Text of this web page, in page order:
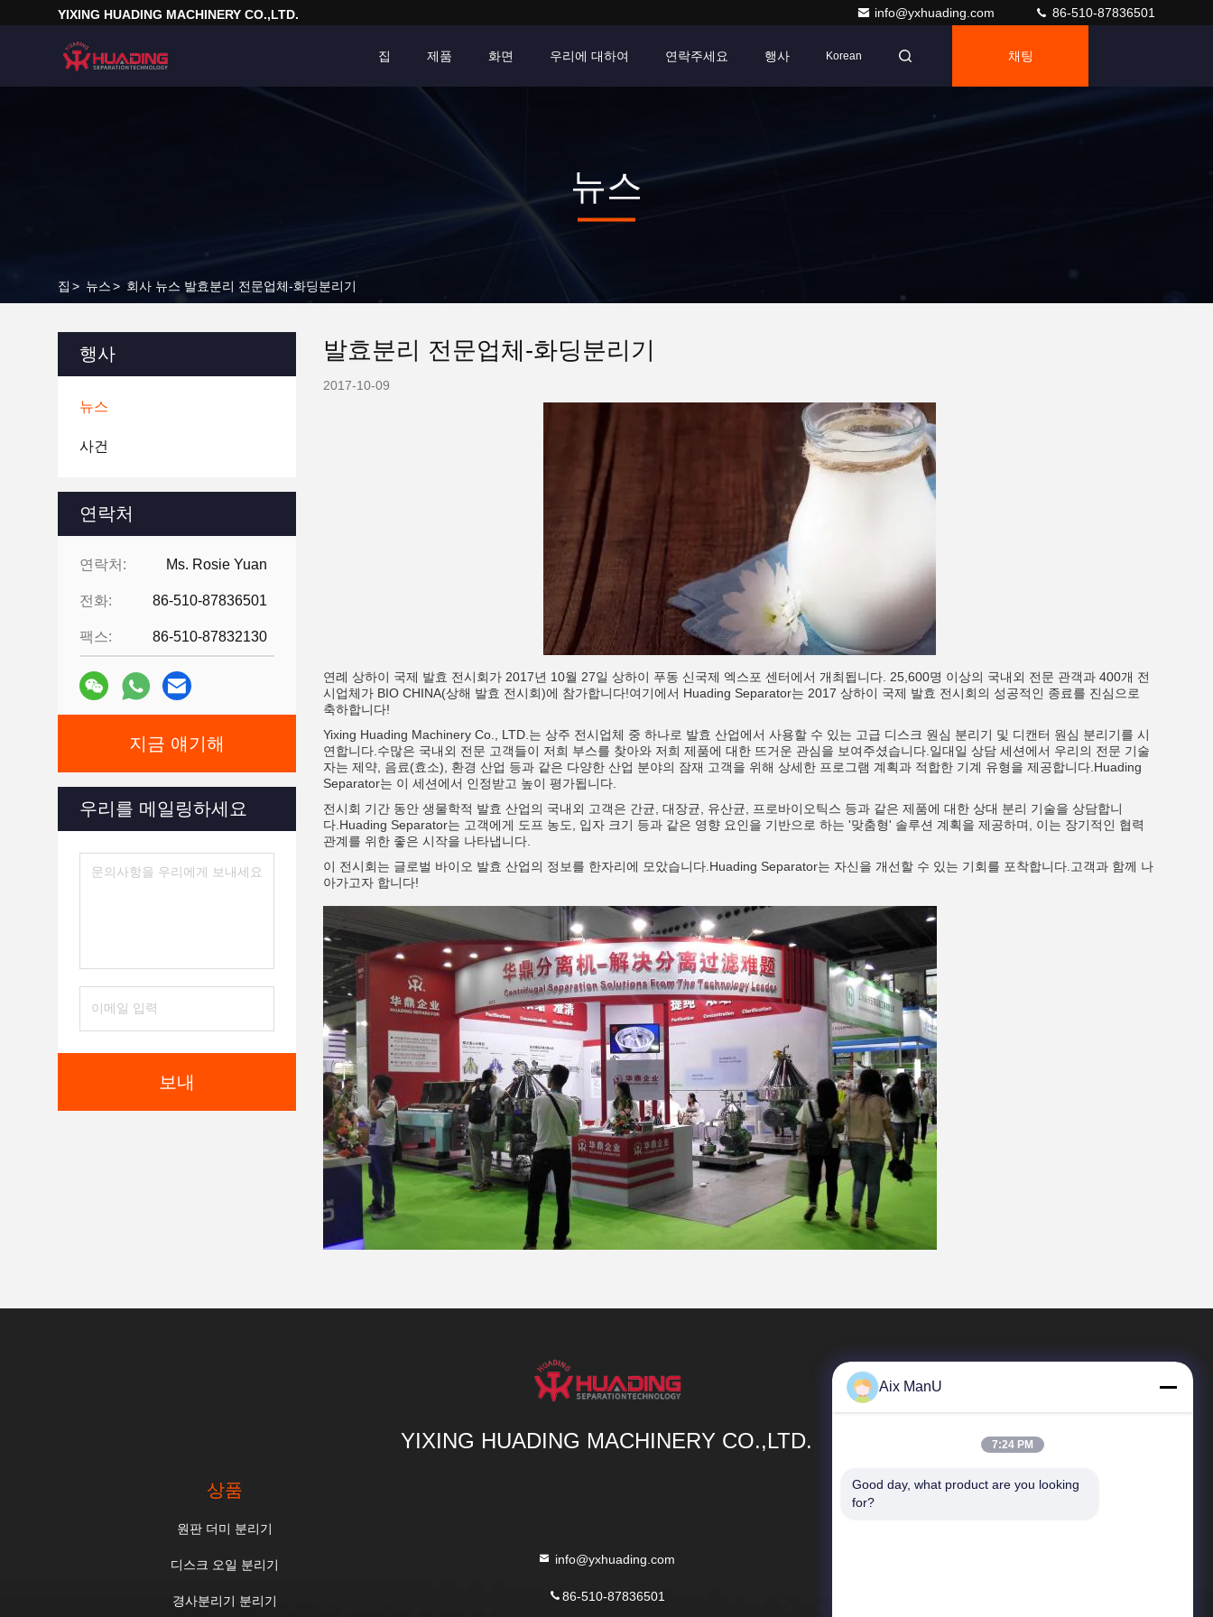
YIXING HUADING MACHINERY CO.,LTD. info@yxhuading.com 86-510-87836501
집 제품 화면 우리에 대하여 연락주세요 행사 Korean 채팅
뉴스
집 > 뉴스> 회사 뉴스 발효분리 전문업체-화딩분리기
행사
뉴스
사건
연락처
연락처: Ms. Rosie Yuan
전화: 86-510-87836501
팩스: 86-510-87832130
지금 얘기해
우리를 메일링하세요
보내
발효분리 전문업체-화딩분리기
2017-10-09
연례 상하이 국제 발효 전시회가 2017년 10월 27일 상하이 푸동 신국제 엑스포 센터에서 개최됩니다. 25,600명 이상의 국내외 전문 관객과 400개 전
시업체가 BIO CHINA(상해 발효 전시회)에 참가합니다!여기에서 Huading Separator는 2017 상하이 국제 발효 전시회의 성공적인 종료를 진심으로
축하합니다!
Yixing Huading Machinery Co., LTD.는 상주 전시업체 중 하나로 발효 산업에서 사용할 수 있는 고급 디스크 원심 분리기 및 디캔터 원심 분리기를 시
연합니다.수많은 국내외 전문 고객들이 저희 부스를 찾아와 저희 제품에 대한 뜨거운 관심을 보여주셨습니다.일대일 상담 세션에서 우리의 전문 기술
자는 제약, 음료(효소), 환경 산업 등과 같은 다양한 산업 분야의 잠재 고객을 위해 상세한 프로그램 계획과 적합한 기계 유형을 제공합니다.Huading
Separator는 이 세션에서 인정받고 높이 평가됩니다.
전시회 기간 동안 생물학적 발효 산업의 국내외 고객은 간균, 대장균, 유산균, 프로바이오틱스 등과 같은 제품에 대한 상대 분리 기술을 상담합니
다.Huading Separator는 고객에게 도프 농도, 입자 크기 등과 같은 영향 요인을 기반으로 하는 '맞춤형' 솔루션 계획을 제공하며, 이는 장기적인 협력
관계를 위한 좋은 시작을 나타냅니다.
이 전시회는 글로벌 바이오 발효 산업의 정보를 한자리에 모았습니다.Huading Separator는 자신을 개선할 수 있는 기회를 포착합니다.고객과 함께 나
아가고자 합니다!
YIXING HUADING MACHINERY CO.,LTD.
상품
원판 더미 분리기
디스크 오일 분리기
경사분리기 분리기
info@yxhuading.com
86-510-87836501
빠른 링크
Aix ManU
7:24 PM
Good day, what product are you looking
for?